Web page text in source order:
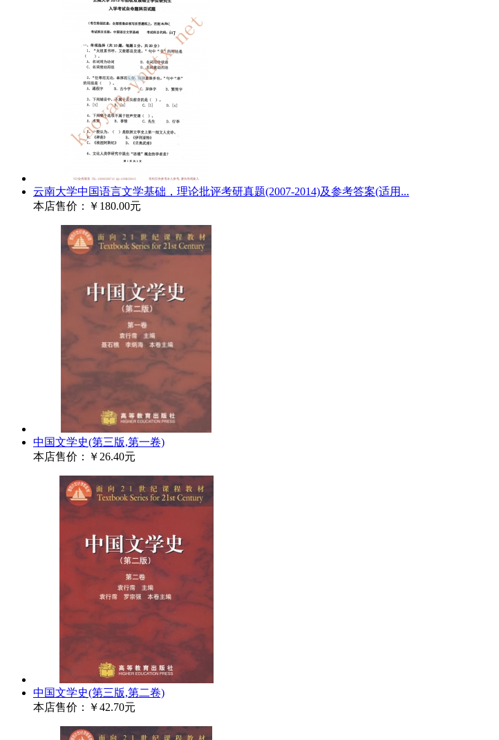
云南大学中国语言文学基础，理论批评考研真题(2007-2014)及参考答案(适用...
本店售价：
￥180.00元
中国文学史(第三版,第一卷)
本店售价：
￥26.40元
中国文学史(第三版,第二卷)
本店售价：
￥42.70元